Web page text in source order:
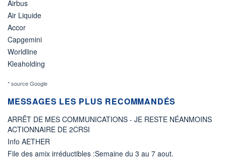
Airbus
Air Liquide
Accor
Capgemini
Worldline
Kleaholding
* source Google
MESSAGES LES PLUS RECOMMANDÉS
ARRÊT DE MES COMMUNICATIONS - JE RESTE NÉANMOINS
ACTIONNAIRE DE 2CRSI
Info AETHER
File des amix irréductibles :Semaine du 3 au 7 aout.